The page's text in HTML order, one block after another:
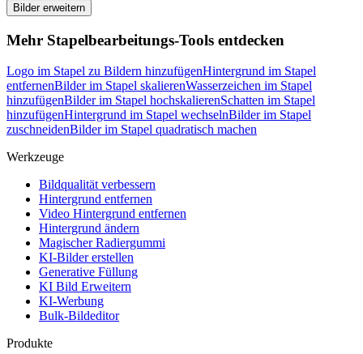
Bilder erweitern
Mehr Stapelbearbeitungs-Tools entdecken
Logo im Stapel zu Bildern hinzufügenHintergrund im Stapel
entfernenBilder im Stapel skalierenWasserzeichen im Stapel
hinzufügenBilder im Stapel hochskalierenSchatten im Stapel
hinzufügenHintergrund im Stapel wechselnBilder im Stapel
zuschneidenBilder im Stapel quadratisch machen
Werkzeuge
Bildqualität verbessern
Hintergrund entfernen
Video Hintergrund entfernen
Hintergrund ändern
Magischer Radiergummi
KI-Bilder erstellen
Generative Füllung
KI Bild Erweitern
KI-Werbung
Bulk-Bildeditor
Produkte